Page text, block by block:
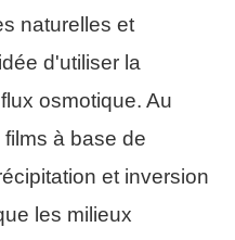
naturelles et
d'utiliser la
osmotique. Au
à base de
et inversion
les milieux